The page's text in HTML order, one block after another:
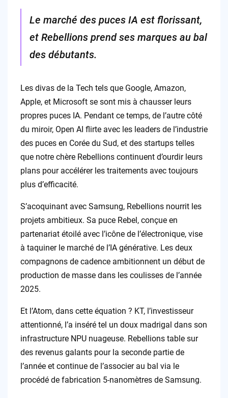
Le marché des puces IA est florissant,
et Rebellions prend ses marques au bal
des débutants.
Les divas de la Tech tels que Google, Amazon,
Apple, et Microsoft se sont mis à chausser leurs
propres puces IA. Pendant ce temps, de l’autre côté
du miroir, Open AI flirte avec les leaders de l’industrie
des puces en Corée du Sud, et des startups telles
que notre chère Rebellions continuent d’ourdir leurs
plans pour accélérer les traitements avec toujours
plus d’efficacité.
S’acoquinant avec Samsung, Rebellions nourrit les
projets ambitieux. Sa puce Rebel, conçue en
partenariat étoilé avec l’icône de l’électronique, vise
à taquiner le marché de l’IA générative. Les deux
compagnons de cadence ambitionnent un début de
production de masse dans les coulisses de l’année
2025.
Et l’Atom, dans cette équation ? KT, l’investisseur
attentionné, l’a inséré tel un doux madrigal dans son
infrastructure NPU nuageuse. Rebellions table sur
des revenus galants pour la seconde partie de
l’année et continue de l’associer au bal via le
procédé de fabrication 5-nanomètres de Samsung.